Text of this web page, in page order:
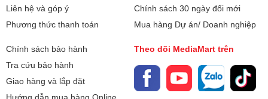
Liên hệ và góp ý
Phương thức thanh toán
Chính sách 30 ngày đổi mới
Mua hàng Dự án/ Doanh nghiệp
Chính sách bảo hành
Tra cứu bảo hành
Giao hàng và lắp đặt
Theo dõi MediaMart trên